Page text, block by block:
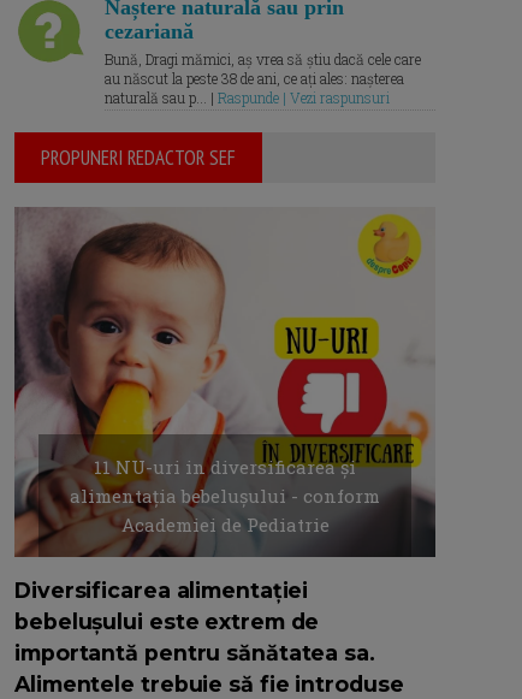
Naștere naturală sau prin
cezariană
Bună, Dragi mămici, aș vrea să știu dacă cele care
au născut la peste 38 de ani, ce ați ales: nașterea
naturală sau p... | Raspunde | Vezi raspunsuri
PROPUNERI REDACTOR SEF
11 NU-uri in diversificarea și
alimentația bebelușului - conform
Academiei de Pediatrie
Diversificarea alimentației
bebelușului este extrem de
importantă pentru sănătatea sa.
Alimentele trebuie să fie introduse